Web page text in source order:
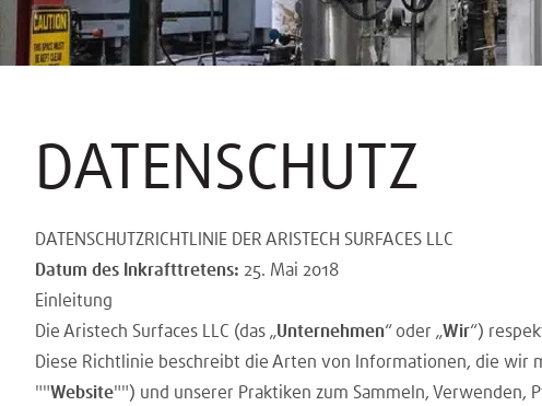
DATENSCHUTZ
DATENSCHUTZRICHTLINIE DER ARISTECH SURFACES LLC
Datum des Inkrafttretens: 25. Mai 2018
Einleitung
Die Aristech Surfaces LLC (das „Unternehmen“ oder „Wir“)
Diese Richtlinie beschreibt die Arten von Informationen, die wir
""Website"") und unserer Praktiken zum Sammeln,